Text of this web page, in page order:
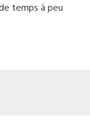
temps à peu